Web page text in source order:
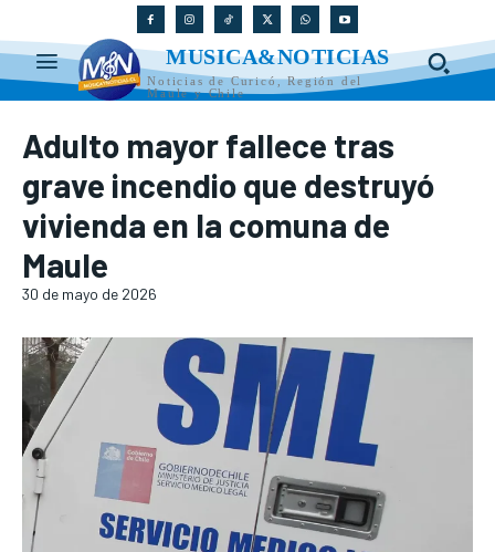
MUSICA&NOTICIAS
Noticias de Curicó, Región del
Maule y Chile
Adulto mayor fallece tras
grave incendio que destruyó
vivienda en la comuna de
Maule
30 de mayo de 2026